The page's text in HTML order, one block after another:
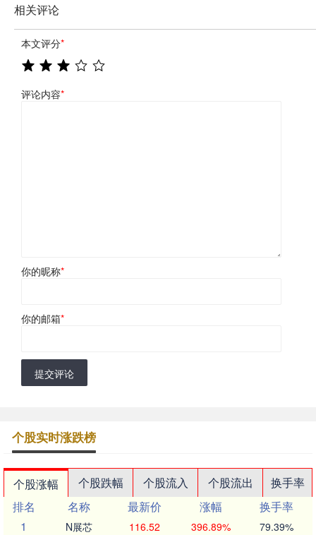
相关评论
本文评分*
评论内容*
你的昵称*
你的邮箱*
提交评论
个股实时涨跌榜
个股涨幅 个股跌幅 个股流入 个股流出
换手率
排名
名称 最新价 涨幅
换手率
1
N展芯 116.52 396.89% 79.39%